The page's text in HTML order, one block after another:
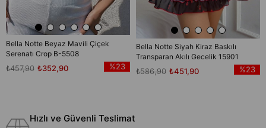
Bella Notte Beyaz Mavili Çiçek
Serenatı Crop B-5508
₺352,90
₺457,90 %23
Bella Notte Siyah Kiraz Baskılı
Transparan Akılı Gecelik 15901
₺451,90
₺586,90 %23
Hızlı ve Güvenli Teslimat